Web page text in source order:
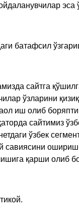
эса
батафсил
сайтга
ўзларини
иш олиб
сайтимиз
ўзбек
савиясини
қарши олиб